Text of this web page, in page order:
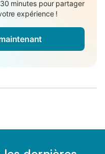
minutes pour partager
expérience !